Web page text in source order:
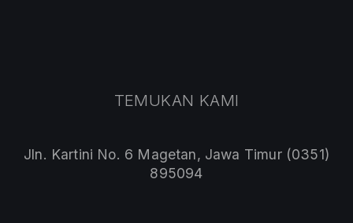
TEMUKAN KAMI
Jln. Kartini No. 6 Magetan, Jawa Timur (0351)
895094